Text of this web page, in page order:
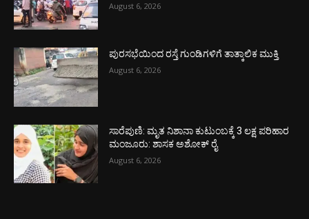
August 6, 2026
ಪುರಸಭೆಯಿಂದ ರಸ್ತೆ ಗುಂಡಿಗಳಿಗೆ ತಾತ್ಕಾಲಿಕ ಮುಕ್ತಿ
August 6, 2026
ಸಾರೆಪುಣಿ: ಮೃತ ನಿಶಾನಾ ಕುಟುಂಬಕ್ಕೆ 3 ಲಕ್ಷ ಪರಿಹಾರ
ಮಂಜೂರು: ಶಾಸಕ ಅಶೋಕ್ ರೈ
August 6, 2026